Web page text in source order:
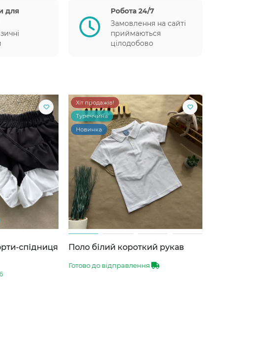
для
Робота 24/7
Замовлення на сайті
приймаються
цілодобово
спідниця
Хіт продажів!
Туреччина
Новинка
Поло білий короткий рукав
Готово до відправлення